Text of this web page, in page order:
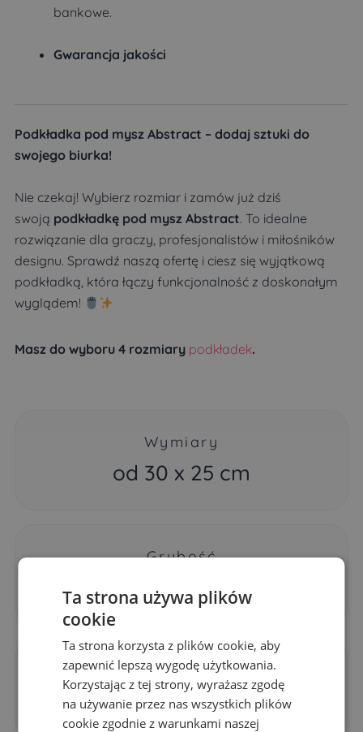
bankowe.
Gwarancja jakości
Podkładka pod mysz Abstract – dodaj sztuki do
swojego biurka!
Nie czekaj! Wybierz rozmiar i zamów już dziś
swoją podkładkę pod mysz Abstract. To idealne
rozwiązanie dla graczy, profesjonalistów i miłośników
designu. Sprawdź naszą ofertę i ciesz się wyjątkową
podkładką, która łączy funkcjonalność z doskonałym
wyglądem!
Masz do wyboru 4 rozmiary podkładek.
Wymiary
od 30 x 25 cm
Grubość
3 mm
Technologia druku
sublimacja
Ta strona używa plików
cookie
Ta strona korzysta z plików cookie, aby
zapewnić lepszą wygodę użytkowania.
Korzystając z tej strony, wyrażasz zgodę
na używanie przez nas wszystkich plików
cookie zgodnie z warunkami naszej